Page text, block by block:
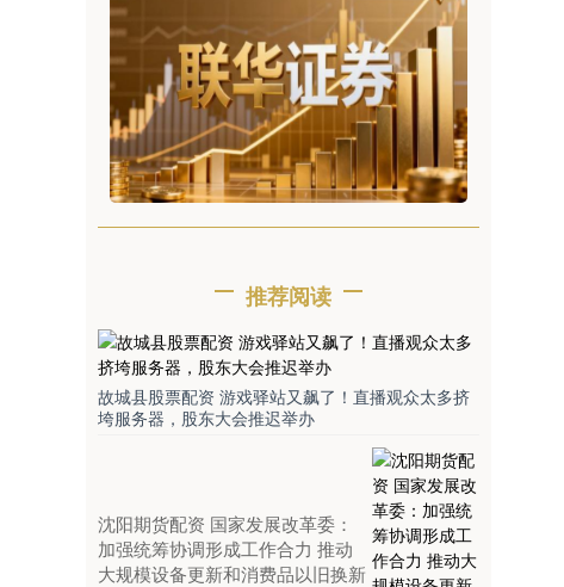
推荐阅读
故城县股票配资 游戏驿站又飙了！直播观众太多挤
垮服务器，股东大会推迟举办
沈阳期货配资 国家发展改革委：
加强统筹协调形成工作合力 推动
大规模设备更新和消费品以旧换新